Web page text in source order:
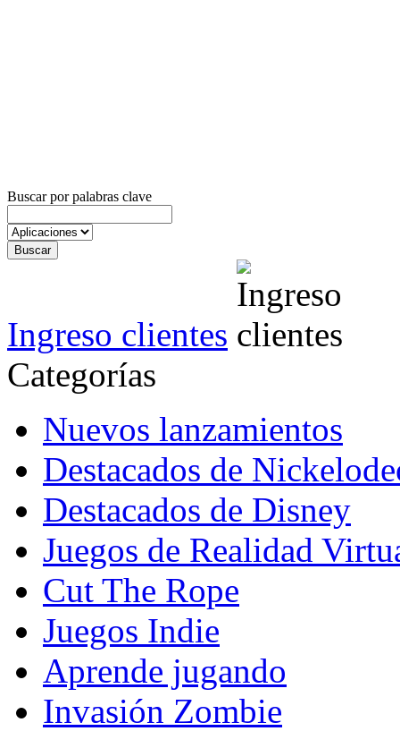
Buscar por palabras clave
Ingreso clientes
Categorías
Nuevos lanzamientos
Destacados de
Destacados de Disney
Juegos de Realidad
Cut The Rope
Juegos Indie
Aprende jugando
Invasión Zombie